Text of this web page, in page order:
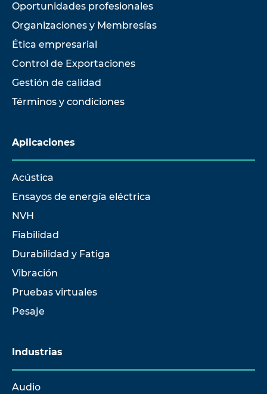
Oportunidades profesionales
Organizaciones y Membresías
Ética empresarial
Control de Exportaciones
Gestión de calidad
Términos y condiciones
Aplicaciones
Acústica
Ensayos de energía eléctrica
NVH
Fiabilidad
Durabilidad y Fatiga
Vibración
Pruebas virtuales
Pesaje
Industrias
Audio